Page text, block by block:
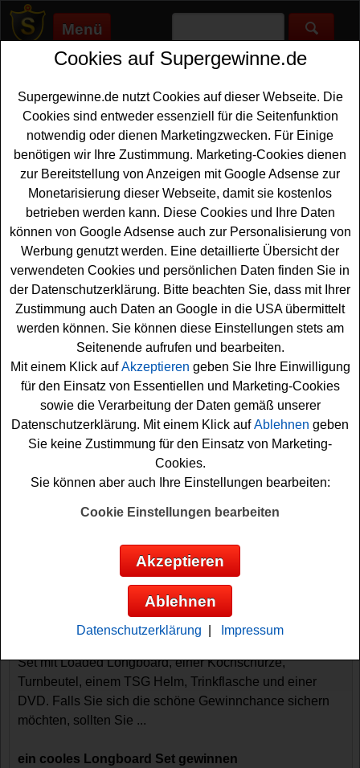
Menü
Supergewinne.de>Gewinnspiele>Longboard
Longboard gewinnen - Longboard
Gewinnspiel
Aktuelle Longboard Gewinnspiele 2026 bei
Supergewinne.de ✅ Jetzt kostenlos mitmachen und mit
etwas Glück ein Longboard gewinnen. ✅
Anzeige:
Gewinnsumme ▲ ▼ Gewinnanzahl
Gorilla Gewinnspiel - Longboard Set
Mit diesem kostenlosen Gorilla Gewinnspiel kann der
Set mit Loaded Longboard, einer Kochschürze,
Turnbeutel, einem TSG Helm, Trinkflasche und einer
DVD. Falls Sie sich die schöne Gewinnchance sichern
möchten, sollten Sie ...
ein cooles Longboard Set gewinnen
Cookies auf Supergewinne.de
Supergewinne.de nutzt Cookies auf dieser Webseite. Die
Cookies sind entweder essenziell für die Seitenfunktion
notwendig oder dienen Marketingzwecken. Für Einige
benötigen wir Ihre Zustimmung. Marketing-Cookies dienen
zur Bereitstellung von Anzeigen mit Google Adsense zur
Monetarisierung dieser Webseite, damit sie kostenlos
betrieben werden kann. Diese Cookies und Ihre Daten
können von Google Adsense auch zur Personalisierung von
Werbung genutzt werden. Eine detaillierte Übersicht der
verwendeten Cookies und persönlichen Daten finden Sie in
der Datenschutzerklärung. Bitte beachten Sie, dass mit Ihrer
Zustimmung auch Daten an Google in die USA übermittelt
werden können. Sie können diese Einstellungen stets am
Seitenende aufrufen und bearbeiten.
Mit einem Klick aufAkzeptieren geben Sie Ihre Einwilligung
für den Einsatz von Essentiellen und Marketing-Cookies
sowie die Verarbeitung der Daten gemäß unserer
Datenschutzerklärung. Mit einem Klick aufAblehnen geben
Sie keine Zustimmung für den Einsatz von Marketing-
Cookies.
Sie können aber auch Ihre Einstellungen bearbeiten:
Cookie Einstellungen bearbeiten
Akzeptieren
Ablehnen
Datenschutzerklärung Impressum